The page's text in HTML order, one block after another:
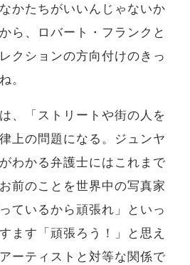
かたちがいいんじゃないか
ら、ロバート・フランクと
クションの方向付けのきっ
。
、「ストリートや街の人を
上の問題になる。ジュンヤ
わかる弁護士にはこれまで
前のことを世界中の写真家
ているから頑張れ」といっ
ます「頑張ろう！」と思え
ーティストと対等な関係で